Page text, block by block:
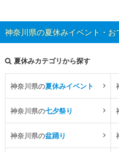
神奈川県の夏休みイベント・
夏休みカテゴリから探す
神奈川県の夏休みイベント
神奈川県の七夕祭り
神奈川県の盆踊り